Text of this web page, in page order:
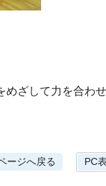
ざして力を合わ
ージへ戻る PC